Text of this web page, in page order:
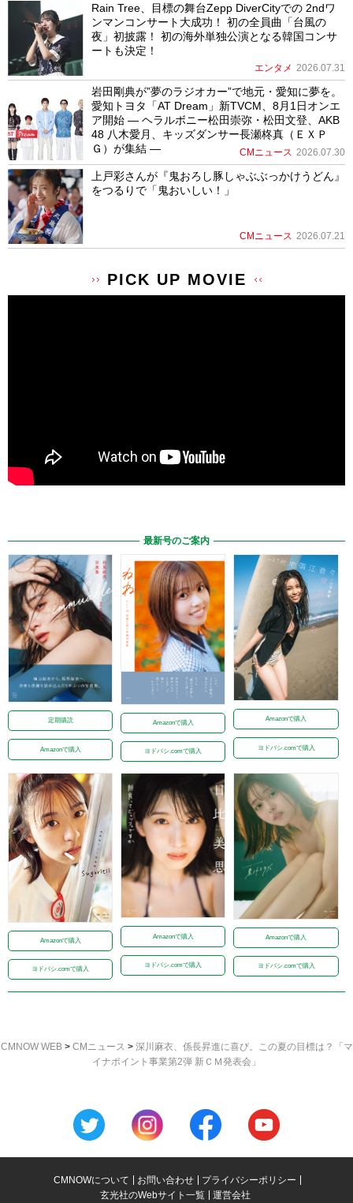
Rain Tree、目標の舞台Zepp DiverCityでの 2ndワ
ンマンコンサート大成功！ 初の全員曲「台風の
夜」初披露！ 初の海外単独公演となる韓国コンサ
ートも決定！
エンタメ 2026.07.31
岩田剛典が”夢のラジオカー”で地元・愛知に夢を。
愛知トヨタ「AT Dream」新TVCM、8月1日オンエ
ア開始 ― ヘラルボニー松田崇弥・松田文登、AKB
48 八木愛月、キッズダンサー長瀬柊真（ＥＸＰ
Ｇ）が集結 ―
CMニュース 2026.07.30
上戸彩さんが『鬼おろし豚しゃぶぶっかけうどん』
をつるりで「鬼おいしい！」
CMニュース 2026.07.21
PICK UP MOVIE
最新号のご案内
定期購読
Amazonで購入
Amazonで購入
ヨドバシ.comで購入
Amazonで購入
ヨドバシ.comで購入
Amazonで購入
ヨドバシ.comで購入
Amazonで購入
ヨドバシ.comで購入
Amazonで購入
ヨドバシ.comで購入
CMNOW WEB> CMニュース > 深川麻衣、係長昇進に喜び。この夏の目標は？「マ
イナポイント事業第2弾 新ＣＭ発表会」
CMNOWについて お問い合わせ
プライバシーポリシー
玄光社のWebサイト一覧
運営会社